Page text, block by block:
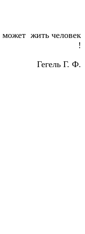
жить человек
!
Гегель Г. Ф.